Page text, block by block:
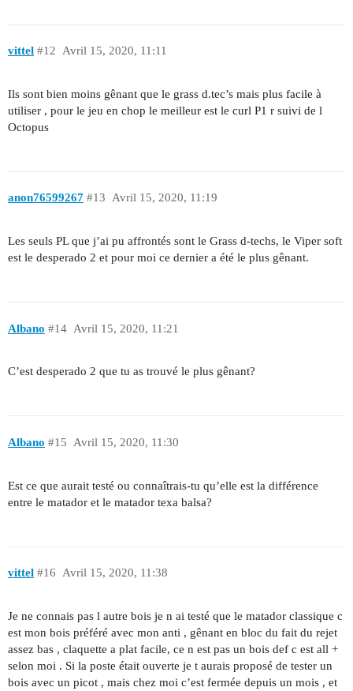
vittel Avril 15, 2020, 11:11
#12
Ils sont bien moins gênant que le grass d.tec’s mais plus facile à
utiliser , pour le jeu en chop le meilleur est le curl P1 r suivi de l
Octopus
anon76599267 Avril 15, 2020, 11:19
#13
Les seuls PL que j’ai pu affrontés sont le Grass d-techs, le Viper soft
est le desperado 2 et pour moi ce dernier a été le plus gênant.
Albano Avril 15, 2020, 11:21
#14
C’est desperado 2 que tu as trouvé le plus gênant?
Albano Avril 15, 2020, 11:30
#15
Est ce que aurait testé ou connaîtrais-tu qu’elle est la différence
entre le matador et le matador texa balsa?
vittel Avril 15, 2020, 11:38
#16
Je ne connais pas l autre bois je n ai testé que le matador classique c
est mon bois préféré avec mon anti , gênant en bloc du fait du rejet
assez bas , claquette a plat facile, ce n est pas un bois def c est all +
selon moi . Si la poste était ouverte je t aurais proposé de tester un
bois avec un picot , mais chez moi c’est fermée depuis un mois , et